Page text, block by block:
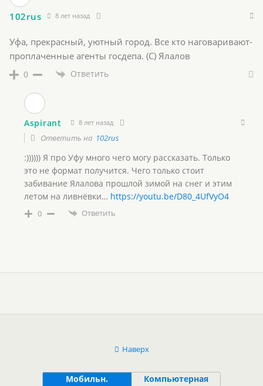
102rus 8 лет назад
Уфа, прекрасный, уютный город. Все кто наговаривают-
проплаченные агенты госдепа. (С) Ялалов
0 Ответить
Aspirant 8 лет назад
Ответить на 102rus
:)))))) Я про Уфу много чего могу рассказать. Только
это не формат получится. Чего только стоит
забивание Ялалова прошлой зимой на снег и этим
летом на ливнёвки… https://youtu.be/D80_4UfVyO4
0 Ответить
Наверх
Мобильн. Компьютерная